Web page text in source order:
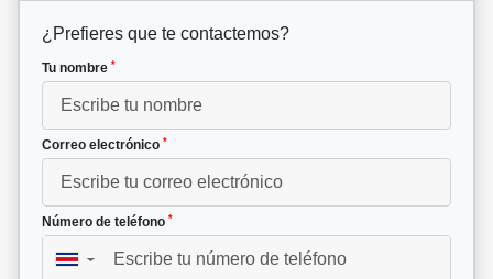
¿Prefieres que te contactemos?
Tu nombre *
Correo electrónico *
Número de teléfono *
▼